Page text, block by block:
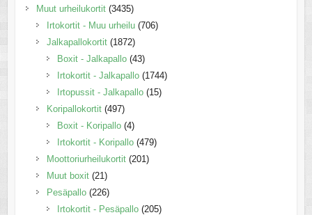
Muut urheilukortit (3435)
Irtokortit - Muu urheilu (706)
Jalkapallokortit (1872)
Boxit - Jalkapallo (43)
Irtokortit - Jalkapallo (1744)
Irtopussit - Jalkapallo (15)
Koripallokortit (497)
Boxit - Koripallo (4)
Irtokortit - Koripallo (479)
Moottoriurheilukortit (201)
Muut boxit (21)
Pesäpallo (226)
Irtokortit - Pesäpallo (205)